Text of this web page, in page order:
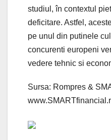
studiul, în contextul
deficitare. Astfel,
pe unul din putinele
concurenti europeni
vedere tehnic si
Sursa: Rompres &